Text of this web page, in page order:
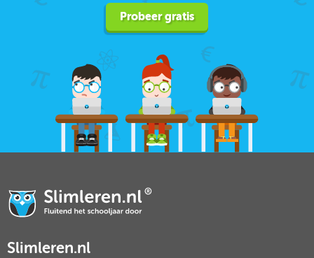
Probeer gratis
Slimleren.nl